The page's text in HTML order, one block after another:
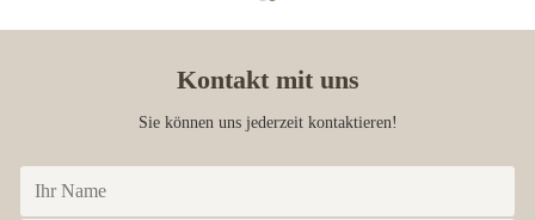
Kontakt mit uns
Sie können uns jederzeit kontaktieren!